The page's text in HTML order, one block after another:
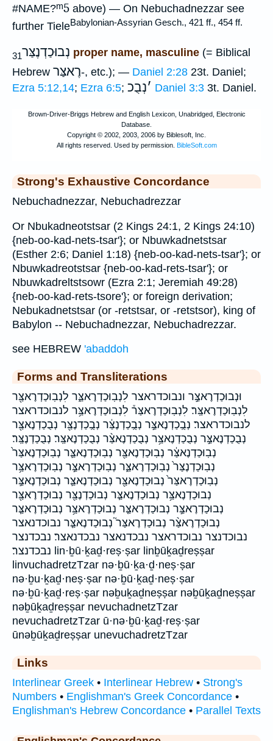
#NAME?ᵐ5 above) — On Nebuchadnezzar see
further TieleBabylonian-Assyrian Gesch., 421 ff., 454 ff.
נְבוּכַדְנֶצַּר31 proper name, masculine (= Biblical
Hebrew רֶאצַּר-, etc.); — Daniel 2:28 23t. Daniel;
Ezra 5:12,14; Ezra 6:5; ׳נְבֻכ Daniel 3:3 3t. Daniel.
Strong's Exhaustive Concordance
Nebuchadnezzar, Nebuchadrezzar
Or Nbukadneotstsar (2 Kings 24:1, 2 Kings 24:10)
{neb-oo-kad-nets-tsar'}; or Nbuwkadnetstsar
(Esther 2:6; Daniel 1:18) {neb-oo-kad-nets-tsar'}; or
Nbuwkadreotstsar {neb-oo-kad-rets-tsar'}; or
Nbuwkadreltstsowr (Ezra 2:1; Jeremiah 49:28)
{neb-oo-kad-rets-tsore'}; or foreign derivation;
Nebukadnetstsar (or -retstsar, or -retstsor), king of
Babylon -- Nebuchadnezzar, Nebuchadrezzar.
see HEBREW 'abaddoh
Forms and Transliterations
וּנְבוּכַדְרֶאצַּ֣ר ונבוכדראצר לִנְבֽוּכַדְרֶאצַּ֑ר לִנְבֽוּכַדְרֶאצַּ֖ר
לִנְבֽוּכַדְרֶאצַּֽר׃ לִנְבֽוּכַדְרֶאצַּר֒ לִנְבוּכַדְרֶאצַּ֥ר לנבוכדראצר
לנבוכדראצר׃ נְבֻֽכַדְנֶאצַּ֣ר נְבֻֽכַדְנֶצַּ֔ר נְבֻֽכַדְנֶצַּ֖ר נְבֻכַדְנֶאצַּ֖ר
נְבֻכַדְנֶאצַּ֣ר נְבֻכַדְנֶאצַּ֥ר נְבֻכַדְנֶאצַּ֨ר נְבֻכַדְנֶאצַּֽר׃ נְבֻכַדְנֶצַּֽר׃
נְבֽוּכַדְנֶאצַּ֔ר נְבֽוּכַדְנֶאצַּ֖ר נְבֽוּכַדְנֶאצַּ֛ר נְבֽוּכַדְנֶאצַּר֙
נְבֽוּכַדְנֶצַּר֙ נְבֽוּכַדְרֶאצַּ֑ר נְבֽוּכַדְרֶאצַּ֣ר נְבֽוּכַדְרֶאצַּ֥ר
נְבֽוּכַדְרֶאצַּר֙ נְבוּכַדְנֶאצַּ֖ר נְבוּכַדְנֶאצַּ֛ר נְבוּכַדְנֶאצַּ֣ר
נְבוּכַדְנֶאצַּ֥ר נְבוּכַדְנֶאצַּ֧ר נְבוּכַדְנֶצַּ֖ר נְבוּכַדְרֶאצַּ֖ר
נְבוּכַדְרֶאצַּ֣ר נְבוּכַדְרֶאצַּ֤ר נְבוּכַדְרֶאצַּ֥ר נְבוּכַדְרֶאצַּ֧ר
נְבוּכַדְרֶאצַּ֨ר נְבוּכַדְרֶאצַּר֮ נְבוּכַדנֶאצַּ֤ר נבוכדנאצר
נבוכדנצר נבוכדראצר נבכדנאצר נבכדנאצר׃ נבכדנצר
נבכדנצר׃ lin·ḇū·ḵaḏ·reṣ·ṣar linḇūḵaḏreṣṣar
linvuchadretzTzar nə·ḇū·ḵa·ḏ·neṣ·ṣar
nə·ḇu·ḵaḏ·neṣ·ṣar nə·ḇū·ḵaḏ·neṣ·ṣar
nə·ḇū·ḵaḏ·reṣ·ṣar nəḇuḵaḏneṣṣar nəḇūḵaḏneṣṣar
nəḇūḵaḏreṣṣar nevuchadnetzTzar
nevuchadretzTzar ū·nə·ḇū·ḵaḏ·reṣ·ṣar
ūnəḇūḵaḏreṣṣar unevuchadretzTzar
Links
Interlinear Greek • Interlinear Hebrew • Strong's
Numbers • Englishman's Greek Concordance •
Englishman's Hebrew Concordance • Parallel Texts